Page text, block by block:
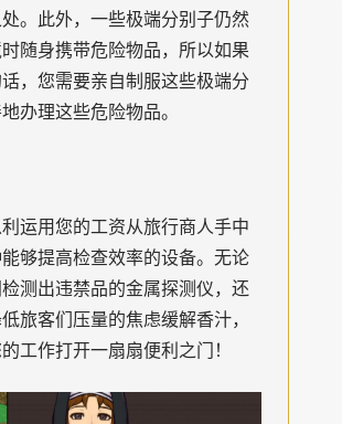
。此外，一些极端分别子仍然
随身携带危险物品，所以如果
，您需要亲自制服这些极端分
办理这些危险物品。
运用您的工资从旅行商人手中
够提高检查效率的设备。无论
测出违禁品的金属探测仪，还
旅客们压量的焦虑缓解香汁，
工作打开一扇扇便利之门！